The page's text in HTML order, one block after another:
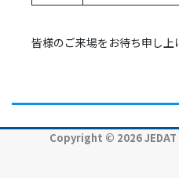
皆様のご来場をお待ち申し上
Copyright © 2026